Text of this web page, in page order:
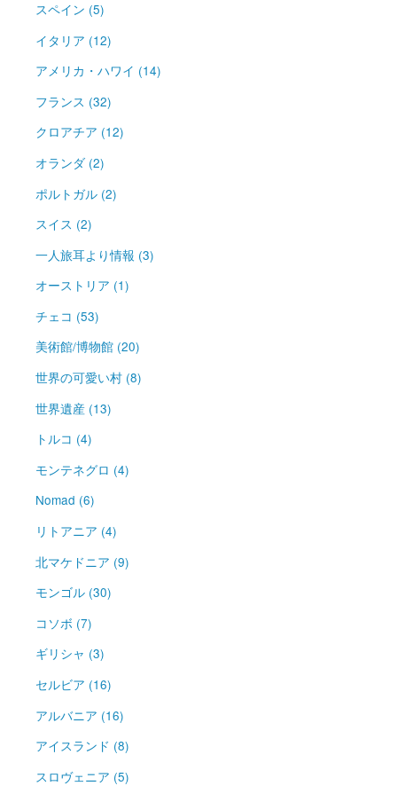
スペイン (5)
イタリア (12)
アメリカ・ハワイ (14)
フランス (32)
クロアチア (12)
オランダ (2)
ポルトガル (2)
スイス (2)
一人旅耳より情報 (3)
オーストリア (1)
チェコ (53)
美術館/博物館 (20)
世界の可愛い村 (8)
世界遺産 (13)
トルコ (4)
モンテネグロ (4)
Nomad (6)
リトアニア (4)
北マケドニア (9)
モンゴル (30)
コソボ (7)
ギリシャ (3)
セルビア (16)
アルバニア (16)
アイスランド (8)
スロヴェニア (5)